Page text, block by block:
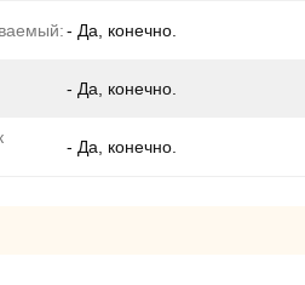
- Да, конечно.
- Да, конечно.
- Да, конечно.